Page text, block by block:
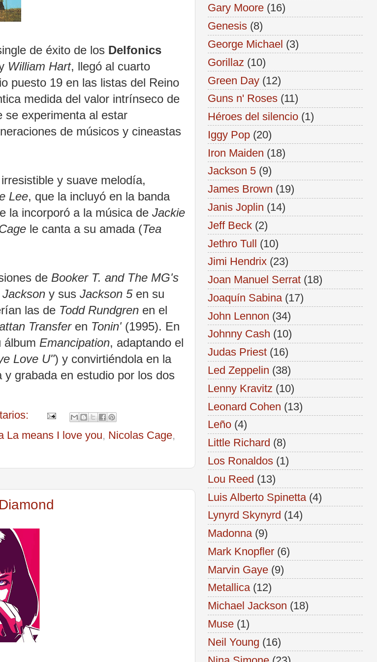
de éxito de los Delfonics
William Hart, llegó al cuarto
puesto 19 en las listas del Reino
medida del valor intrínseco de
se experimenta al estar
de músicos y cineastas
y suave melodía,
Lee, que la incluyó en la banda
la incorporó a la música de Jackie
le canta a su amada (Tea
de Booker T. and The MG's
y sus Jackson 5en su
las de Todd Rundgren en el
Transfer en Tonin' (1995). En
álbum Emancipation, adaptando el
Love U") y convirtiéndola en la
grabada en estudio por los dos
La means I love you, Nicolas Cage,
Gary Moore (16)
Genesis (8)
George Michael (3)
Gorillaz (10)
Green Day (12)
Guns n' Roses (11)
Héroes del silencio (1)
Iggy Pop (20)
Iron Maiden (18)
Jackson 5 (9)
James Brown (19)
Janis Joplin (14)
Jeff Beck (2)
Jethro Tull (10)
Jimi Hendrix (23)
Joan Manuel Serrat (18)
Joaquín Sabina (17)
John Lennon (34)
Johnny Cash (10)
Judas Priest (16)
Led Zeppelin (38)
Lenny Kravitz (10)
Leonard Cohen (13)
Leño (4)
Little Richard (8)
Los Ronaldos (1)
Lou Reed (13)
Luis Alberto Spinetta (4)
Lynyrd Skynyrd (14)
Madonna (9)
Mark Knopfler (6)
Marvin Gaye (9)
Metallica (12)
Michael Jackson (18)
Muse (1)
Neil Young (16)